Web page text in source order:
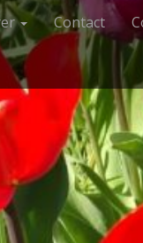
Contact